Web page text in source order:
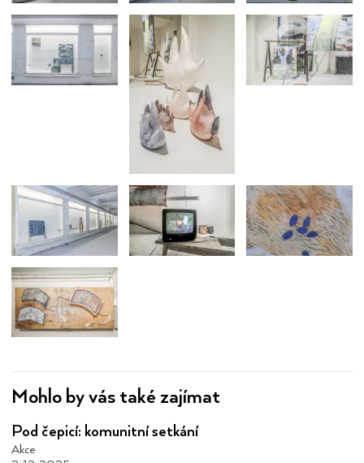
Mohlo by vás také zajímat
Pod čepicí: komunitní setkání
Akce